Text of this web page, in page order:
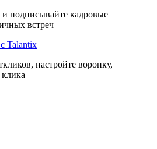
и подписывайте кадровые
встреч
Talantix
настройте воронку,